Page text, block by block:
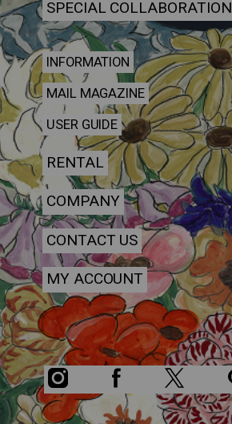
SPECIAL COLLABORATION
INFORMATION
MAIL MAGAZINE
USER GUIDE
RENTAL
COMPANY
CONTACT US
MY ACCOUNT